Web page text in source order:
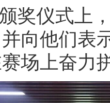
奖仪式上
向他们表
场上奋力